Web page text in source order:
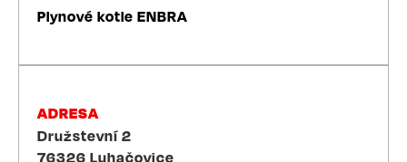
Plynové kotle ENBRA
ADRESA
Družstevní 2
76326 Luhačovice